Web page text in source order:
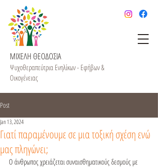
ΜΙΧΕΛΗ ΘΕΟΔΟΣΙΑ
Ψυχοθεραπεύτρια Ενηλίκων - Εφήβων &
Οικογένειας
Post
Γιατί παραμένουμε σε μια τοξική σχέση ενώ
μας πληγώνει;
Jan 13, 2024
Ο άνθρωπος χρειάζεται συναισθηματικούς δεσμούς με